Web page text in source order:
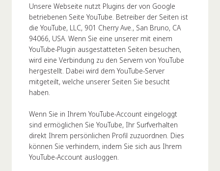
Unsere Webseite nutzt Plugins der von Google
betriebenen Seite YouTube. Betreiber der Seiten ist
die YouTube, LLC, 901 Cherry Ave., San Bruno, CA
94066, USA. Wenn Sie eine unserer mit einem
YouTube-Plugin ausgestatteten Seiten besuchen,
wird eine Verbindung zu den Servern von YouTube
hergestellt. Dabei wird dem YouTube-Server
mitgeteilt, welche unserer Seiten Sie besucht
haben.
Wenn Sie in Ihrem YouTube-Account eingeloggt
sind ermöglichen Sie YouTube, Ihr Surfverhalten
direkt Ihrem persönlichen Profil zuzuordnen. Dies
können Sie verhindern, indem Sie sich aus Ihrem
YouTube-Account ausloggen.